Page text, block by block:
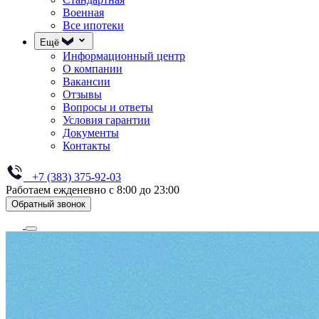
Военная
Все ипотеки
Ещё
Информационный центр
О компании
Вакансии
Отзывы
Вопросы и ответы
Условия гарантии
Документы
Контакты
+7 (383) 375-92-03
Работаем ежденевно с 8:00 до 23:00
Обратный звонок